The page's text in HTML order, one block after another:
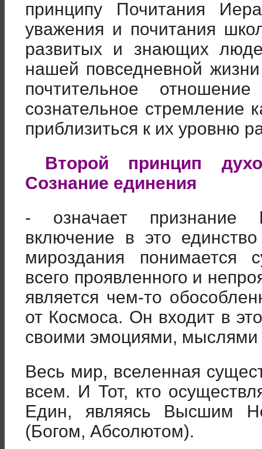
принципу Почитания
уважения и почитания
развитых и знающих
нашей повседневной
почтительное
сознательное стремление
приблизиться к их уровню
Второй принцип
Сознание единения
- означает признание
включение в это
мироздания понимается
всего проявленного и
является чем-то
от Космоса. Он входит в
своими эмоциями, мыслями
Весь мир, вселенная
всем. И Тот, кто
Един, являясь Высшим
(Богом, Абсолютом).